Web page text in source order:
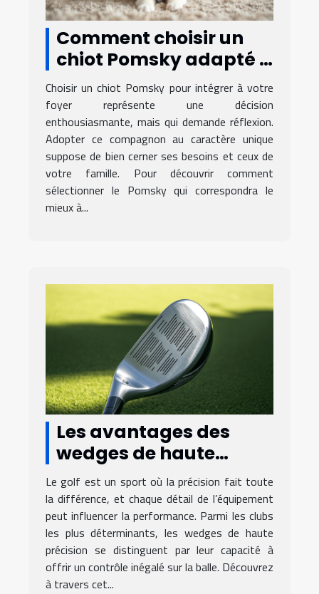
Comment choisir un
chiot Pomsky adapté à
votre famille ?
Choisir un chiot Pomsky pour intégrer à votre
foyer représente une décision
enthousiasmante, mais qui demande réflexion.
Adopter ce compagnon au caractère unique
suppose de bien cerner ses besoins et ceux de
votre famille. Pour découvrir comment
sélectionner le Pomsky qui correspondra le
mieux à...
Les avantages des
wedges de haute
précision dans le golf
Le golf est un sport où la précision fait toute
la différence, et chaque détail de l’équipement
peut influencer la performance. Parmi les clubs
les plus déterminants, les wedges de haute
précision se distinguent par leur capacité à
offrir un contrôle inégalé sur la balle. Découvrez
à travers cet...